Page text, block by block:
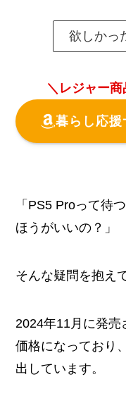
欲しかっ
＼レジャー
暮らし応援
「PS5 Proって待
ほうがいいの？」
そんな疑問を抱え
2024年11月に発売
価格になっており
出しています。